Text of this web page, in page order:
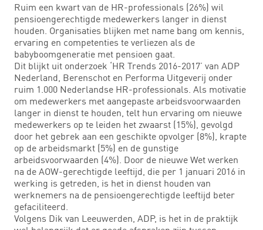
Ruim een kwart van de HR-professionals (26%) wil
pensioengerechtigde medewerkers langer in dienst
houden. Organisaties blijken met name bang om kennis,
ervaring en competenties te verliezen als de
babyboomgeneratie met pensioen gaat.
Dit blijkt uit onderzoek ‘HR Trends 2016-2017’ van ADP
Nederland, Berenschot en Performa Uitgeverij onder
ruim 1.000 Nederlandse HR-professionals. Als motivatie
om medewerkers met aangepaste arbeidsvoorwaarden
langer in dienst te houden, telt hun ervaring om nieuwe
medewerkers op te leiden het zwaarst (15%), gevolgd
door het gebrek aan een geschikte opvolger (8%), krapte
op de arbeidsmarkt (5%) en de gunstige
arbeidsvoorwaarden (4%). Door de nieuwe Wet werken
na de AOW-gerechtigde leeftijd, die per 1 januari 2016 in
werking is getreden, is het in dienst houden van
werknemers na de pensioengerechtigde leeftijd beter
gefaciliteerd.
Volgens Dik van Leeuwerden, ADP, is het in de praktijk